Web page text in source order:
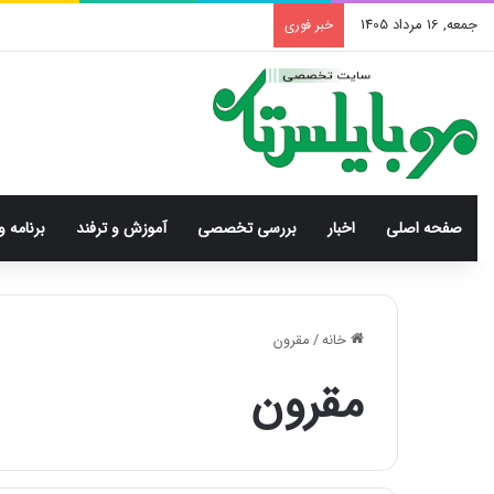
جمعه, 16 مرداد 1405 خبر فوری
صفحه اصلی اخبار بررسی‌ تخصصی آموزش و ترفند برنامه
خانه/مقرون
مقرون